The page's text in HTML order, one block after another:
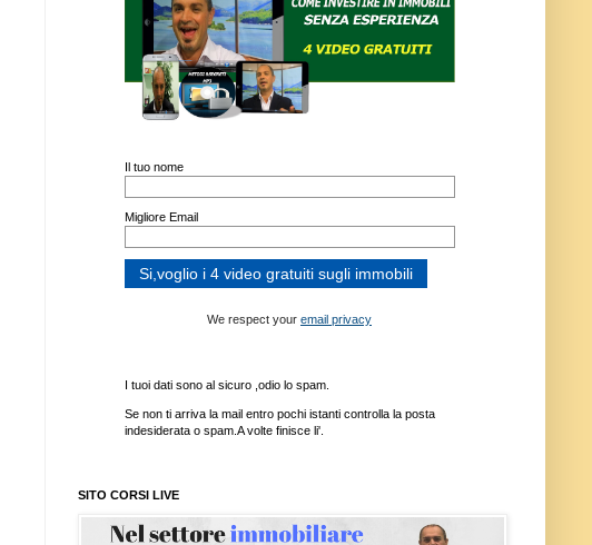
Il tuo nome
Migliore Email
We respect your email privacy
I tuoi dati sono al sicuro ,odio lo spam.
Se non ti arriva la mail entro pochi istanti controlla la posta
indesiderata o spam.A volte finisce li'.
SITO CORSI LIVE